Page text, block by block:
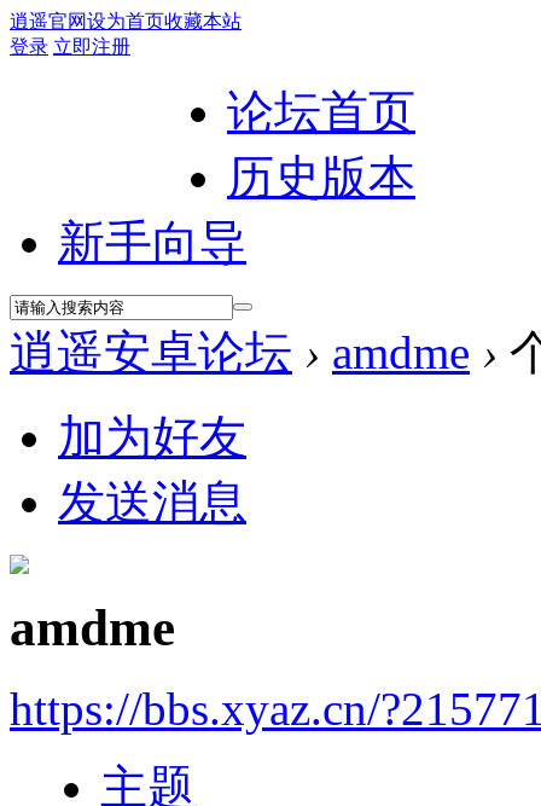
逍遥官网设为首页收藏本站
登录 立即注册
论坛首页
历史版本
新手向导
逍遥安卓论坛 › amdme ›
加为好友
发送消息
amdme
https://bbs.xyaz.cn/
主题